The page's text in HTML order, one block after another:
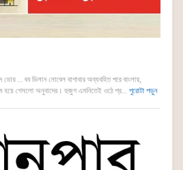
... বব ডিলান নোবেল বাগাবার অব্যবহিত পরে বাংলায়,
হয়ে গেসলো অনুবাদের। হুজুগ এমনিতেই ওঠে প্র... পুরোটা পড়ুন